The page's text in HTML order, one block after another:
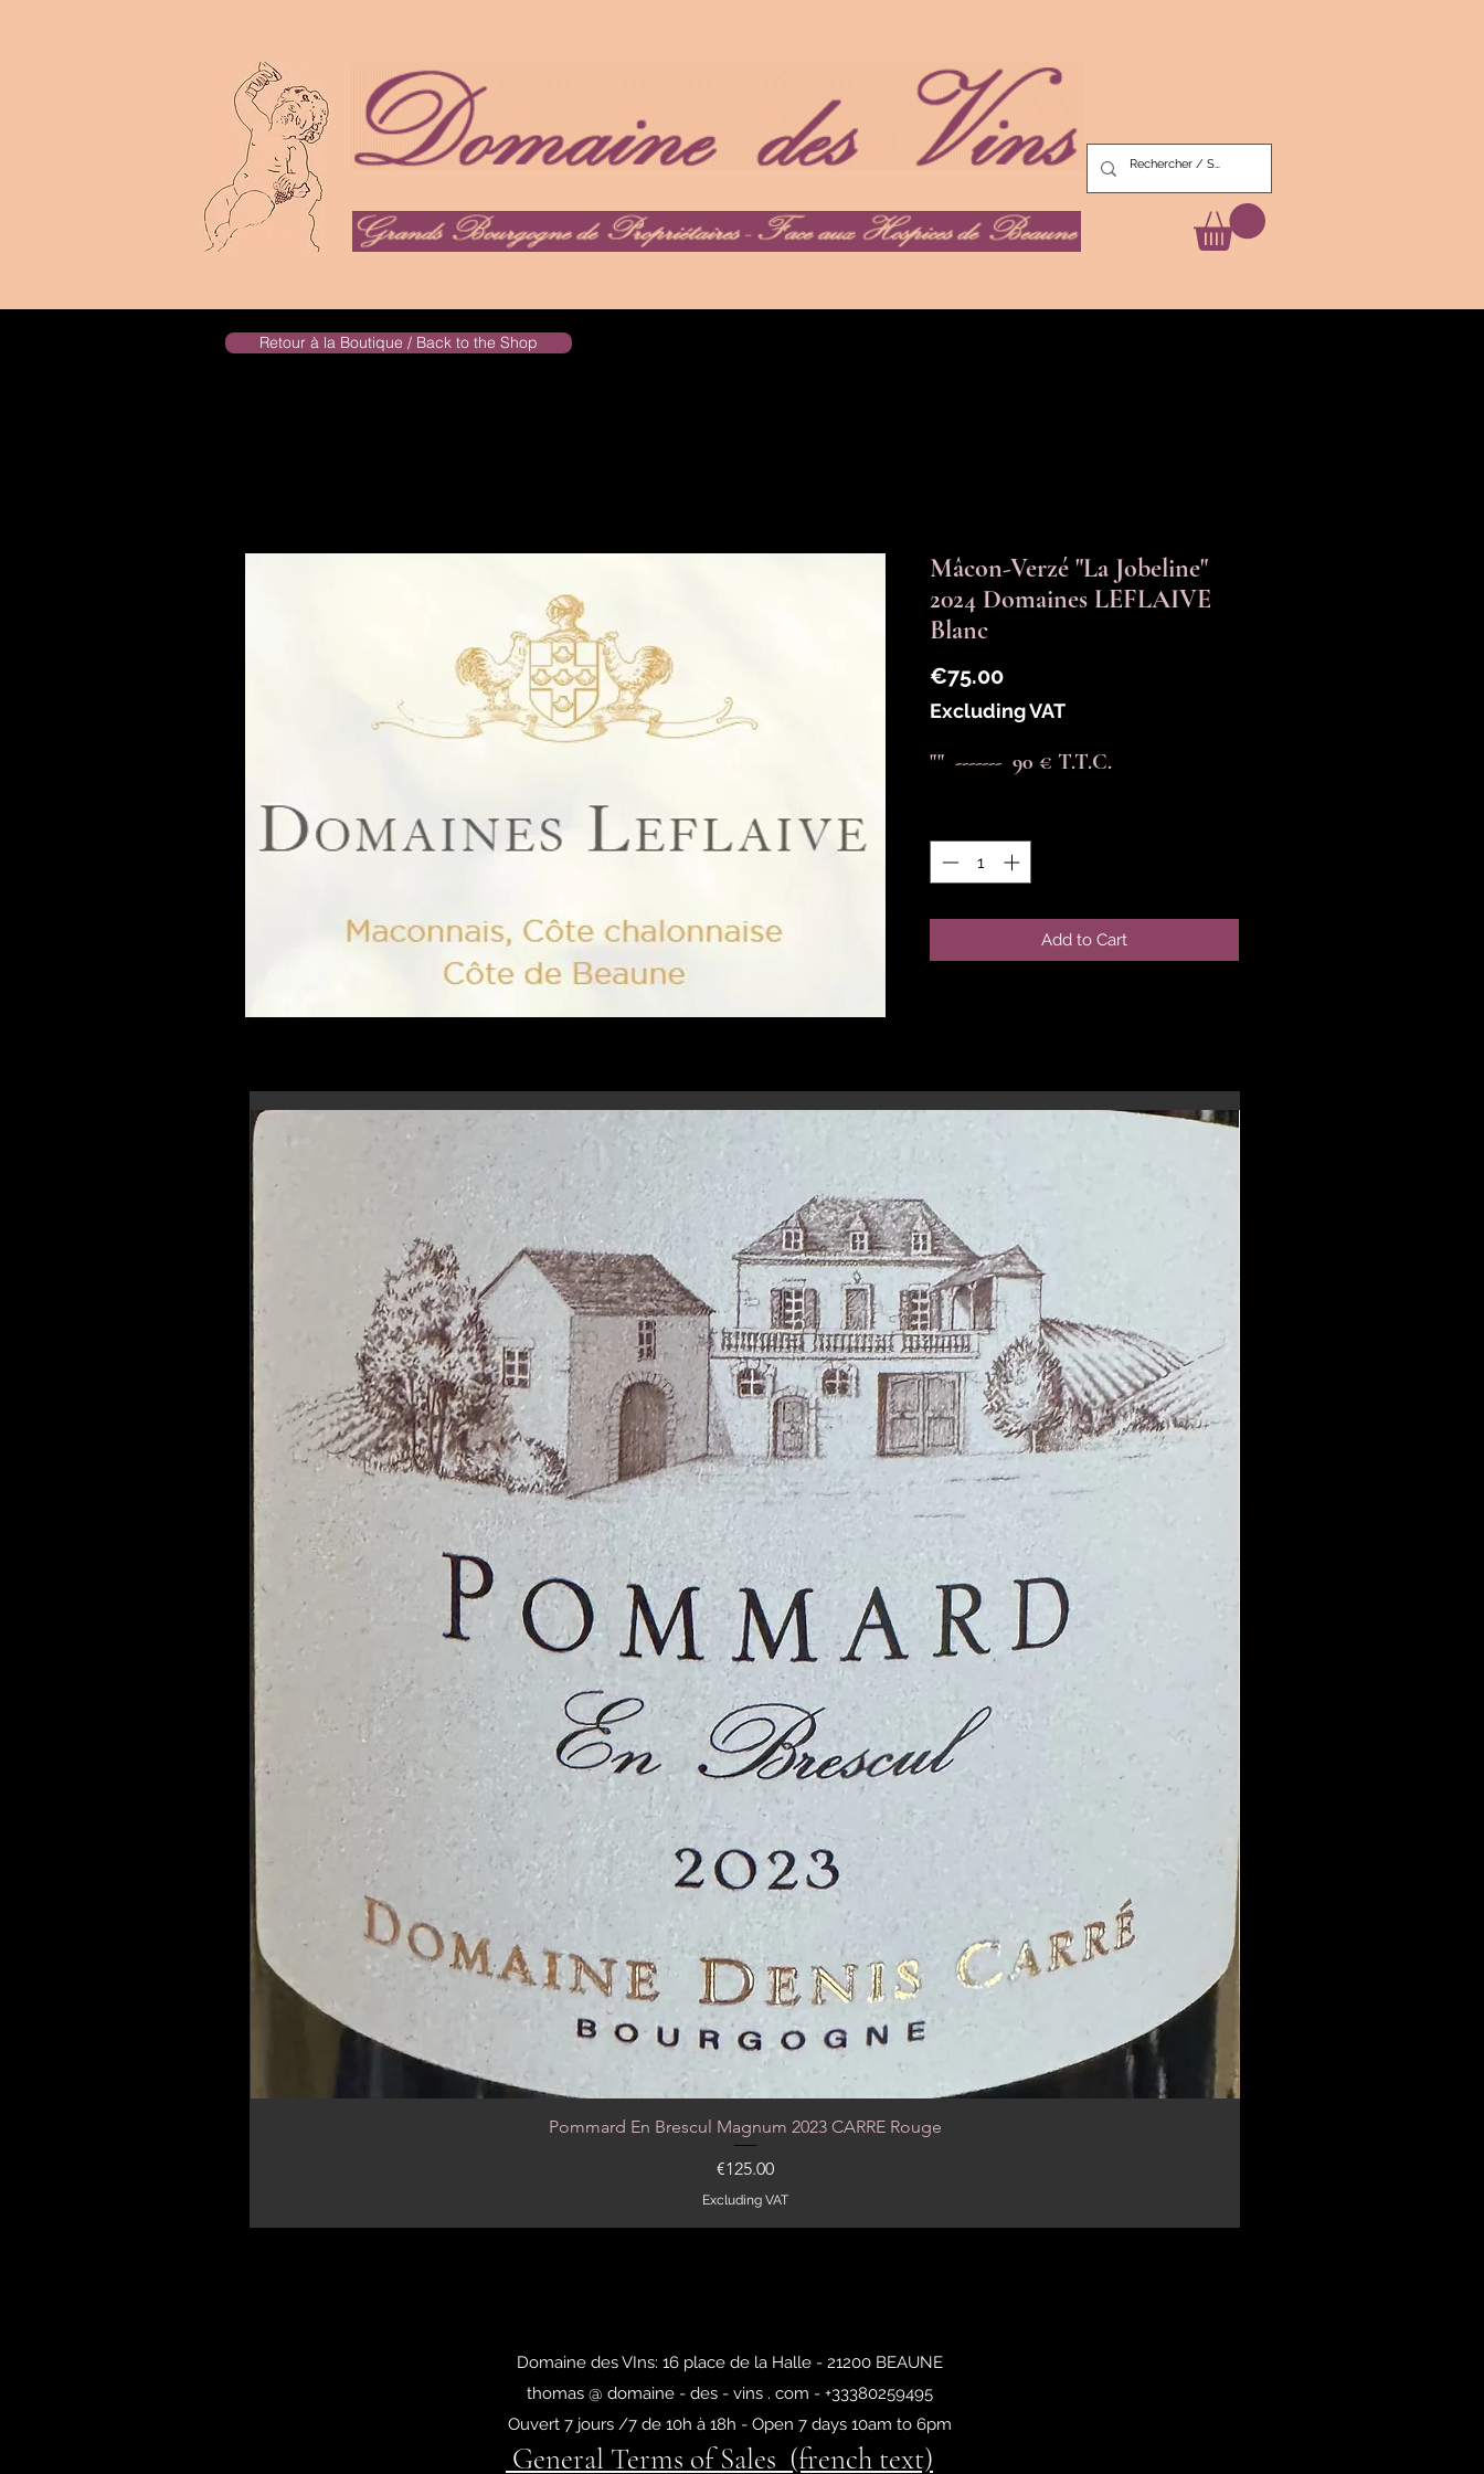
Retour à la Boutique / Back to the Shop
Quick View
Pommard En Brescul Magnum 2023 CARRE Rouge
Price
€125.00
Excluding VAT
Mâcon-Verzé "La Jobeline"
2024 Domaines LEFLAIVE
Blanc
€75.00Price
Excluding VAT
""  -------  90 € T.T.C.
Add to Cart
Domaine des VIns: 16 place de la Halle - 21200 BEAUNE
thomas @ domaine - des - vins . com - +33380259495
Ouvert 7 jours /7 de 10h à 18h - Open 7 days 10am to 6pm
General Terms of Sales (french text)